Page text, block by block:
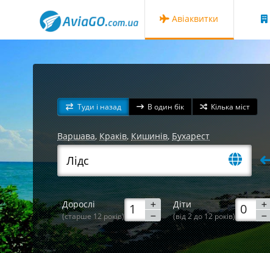
Авіаквитки
Туди і назад В один бік Кілька міст
Варшава,Краків, Кишинів, Бухарест
Дорослі
(старше 12 років)
Діти
(від 2 до 12 років)